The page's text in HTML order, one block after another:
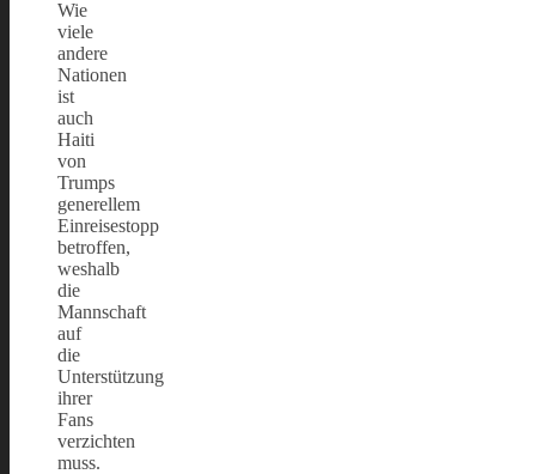
Wie
viele
andere
Nationen
ist
auch
Haiti
von
Trumps
generellem
Einreisestopp
betroffen,
weshalb
die
Mannschaft
auf
die
Unterstützung
ihrer
Fans
verzichten
muss.